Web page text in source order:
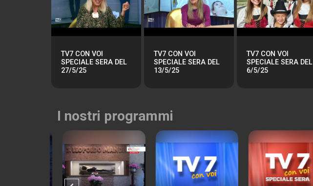
TV7 CON VOI
SPECIALE SERA DEL
27/5/25
TV7 CON VOI
SPECIALE SERA DEL
13/5/25
TV7 CON VOI
SPECIALE SERA DEL
6/5/25
I nostri programmi